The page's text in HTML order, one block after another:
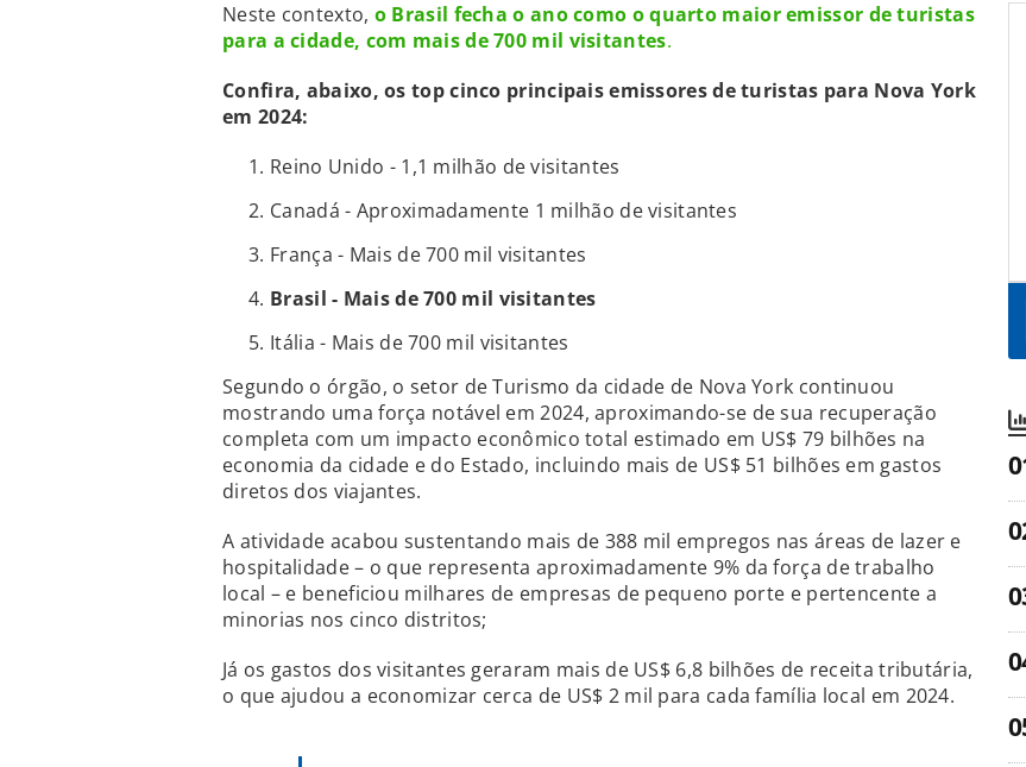
Neste contexto, o Brasil fecha o ano como o quarto maior emissor de turistas
para a cidade, com mais de 700 mil visitantes.
Confira, abaixo, os top cinco principais emissores de turistas para Nova York
em 2024:
Reino Unido - 1,1 milhão de visitantes
Canadá - Aproximadamente 1 milhão de visitantes
França - Mais de 700 mil visitantes
Brasil - Mais de 700 mil visitantes
Itália - Mais de 700 mil visitantes
Segundo o órgão, o setor de Turismo da cidade de Nova York continuou
mostrando uma força notável em 2024, aproximando-se de sua recuperação
completa com um impacto econômico total estimado em US$ 79 bilhões na
economia da cidade e do Estado, incluindo mais de US$ 51 bilhões em gastos
diretos dos viajantes.
A atividade acabou sustentando mais de 388 mil empregos nas áreas de lazer e
hospitalidade – o que representa aproximadamente 9% da força de trabalho
local – e beneficiou milhares de empresas de pequeno porte e pertencente a
minorias nos cinco distritos;
Já os gastos dos visitantes geraram mais de US$ 6,8 bilhões de receita tributária,
o que ajudou a economizar cerca de US$ 2 mil para cada família local em 2024.